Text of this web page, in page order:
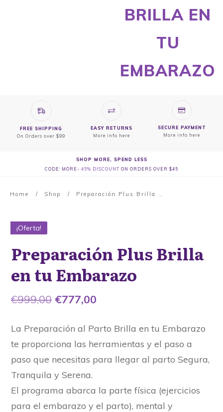
BRILLA EN
TU
EMBARAZO
FREE SHIPPING
On Orders over $99
EASY RETURNS
More info here
SECURE PAYMENT
More info here
SHOP MORE, SPEND LESS
CODE: MORE- 45% DISCOUNT ON ORDERS OVER $45
Home / Shop / Preparación Plus Brilla en tu Embarazo
¡Oferta!
Preparación Plus Brilla
en tu Embarazo
€999,00 El
original
€999,00.
€777,00
actual
La Preparación al Parto Brilla en tu Embarazo
te proporciona las herramientas y el paso a
paso que necesitas para llegar al parto Segura,
Tranquila y Serena.
El programa abarca la parte física (ejercicios
para el embarazo y el parto), mental y